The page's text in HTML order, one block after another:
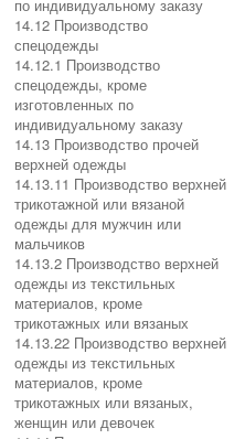
по индивидуальному заказу
14.12 Производство
спецодежды
14.12.1 Производство
спецодежды, кроме
изготовленных по
индивидуальному заказу
14.13 Производство прочей
верхней одежды
14.13.11 Производство верхней
трикотажной или вязаной
одежды для мужчин или
мальчиков
14.13.2 Производство верхней
одежды из текстильных
материалов, кроме
трикотажных или вязаных
14.13.22 Производство верхней
одежды из текстильных
материалов, кроме
трикотажных или вязаных,
женщин или девочек